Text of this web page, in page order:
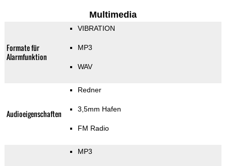
Multimedia
Formate für
Alarmfunktion
VIBRATION
MP3
WAV
Audioeigenschaften
Redner
3,5mm Hafen
FM Radio
MP3